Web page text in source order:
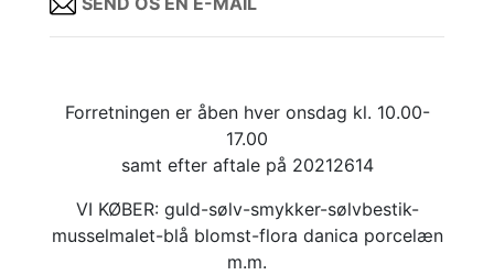
Forretningen er åben hver onsdag kl. 10.00-
17.00
samt efter aftale på 20212614
VI KØBER: guld-sølv-smykker-sølvbestik-
musselmalet-blå blomst-flora danica porcelæn
m.m.